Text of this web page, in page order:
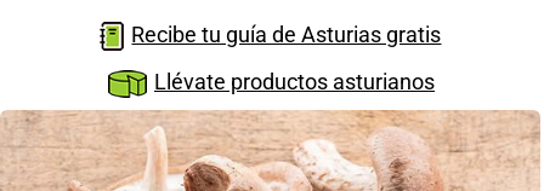
QUÉ HACER
ALOJAMIENTOS
RESTAURANTES
TURISMO ACTIVO
Recibe tu guía de Asturias gratis
Llévate productos asturianos